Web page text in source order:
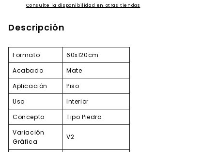
Consulte la disponibilidad en otras tiendas
Descripción
Formato
60x120cm
Acabado
Mate
Aplicación
Piso
Uso
Interior
Concepto
Tipo Piedra
Variación
Gráfica
V2